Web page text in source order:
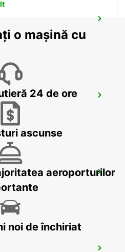
o mașină cu
24 de ore
ascunse
aeroporturilor
noi de închiriat